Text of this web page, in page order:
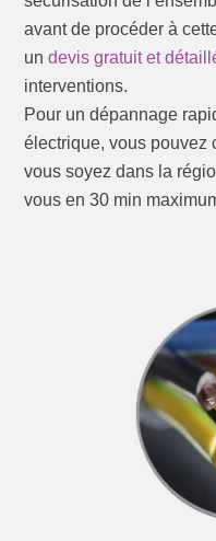
avant de procéder à
undevis gratuit et
interventions.
Pour un dépannage
électrique, vous pouvez
vous soyez dans la
vous en 30 min